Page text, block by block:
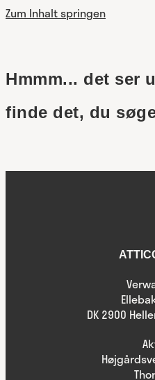
Zum Inhalt springen
Hmmm... det ser
finde det, du
DK 2900